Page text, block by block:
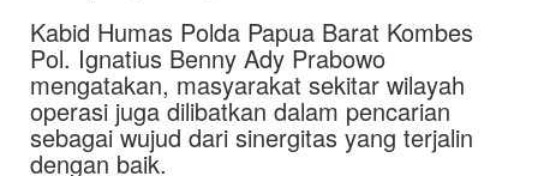
Kabid Humas Polda Papua Barat Kombes
Pol. Ignatius Benny Ady Prabowo
mengatakan, masyarakat sekitar wilayah
operasi juga dilibatkan dalam pencarian
sebagai wujud dari sinergitas yang terjalin
dengan baik.